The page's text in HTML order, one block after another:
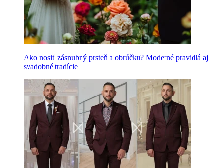
Ako nosiť zásnubný prsteň a obrúčku? Moderné pravidlá aj
svadobné tradície